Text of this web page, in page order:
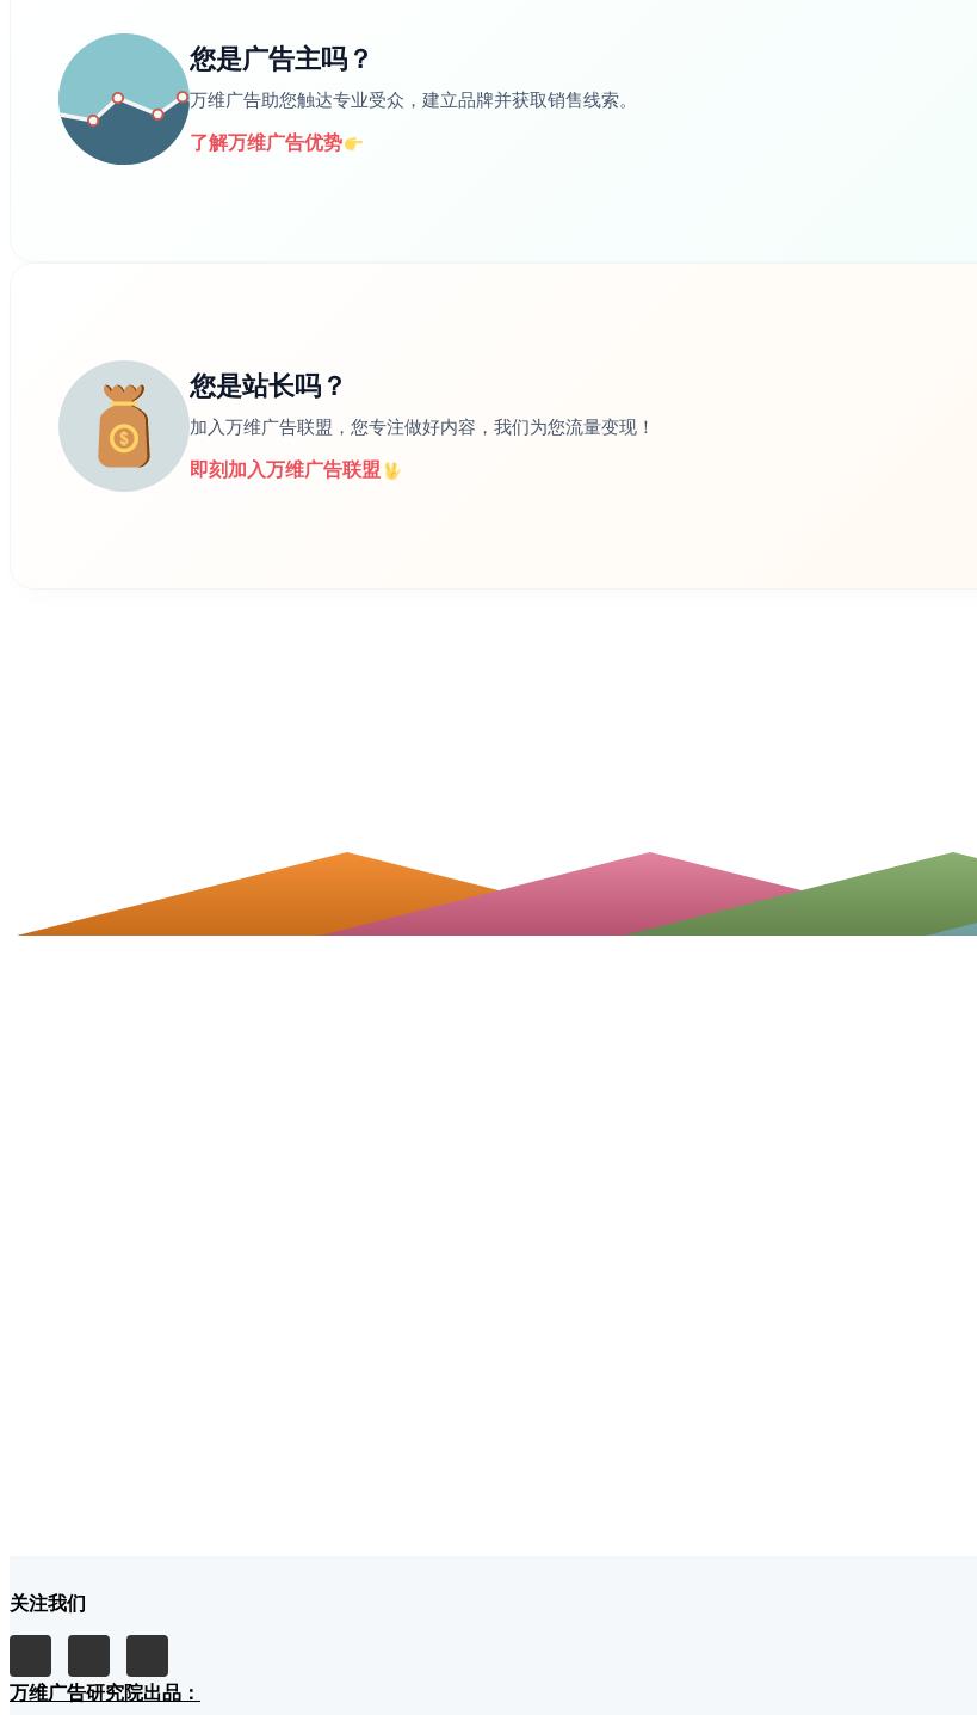
您是广告主吗？
万维广告助您触达专业受众，建立品牌并获取销售线索。
了解万维广告优势
您是站长吗？
加入万维广告联盟，您专注做好内容，我们为您流量变现！
即刻加入万维广告联盟
关注我们
万维广告研究院出品：